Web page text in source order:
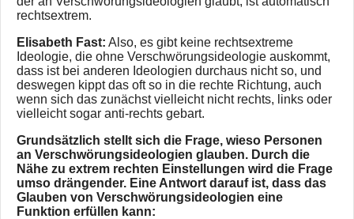
rechtsextrem.
Elisabeth Fast: Also, es gibt keine rechtsextreme
Ideologie, die ohne Verschwörungsideologie auskommt,
dass ist bei anderen Ideologien durchaus nicht so, und
deswegen kippt das oft so in die rechte Richtung, auch
wenn sich das zunächst vielleicht nicht rechts, links oder
vielleicht sogar anti-rechts gebart.
Grundsätzlich stellt sich die Frage, wieso Personen
an Verschwörungsideologien glauben. Durch die
Nähe zu extrem rechten Einstellungen wird die Frage
umso drängender. Eine Antwort darauf ist, dass das
Glauben von Verschwörungsideologien eine
Funktion erfüllen kann: